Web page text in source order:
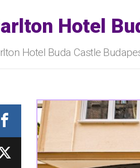
Hotel
Hotel Buda Castle